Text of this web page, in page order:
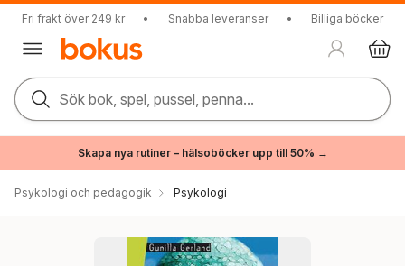
Fri frakt över 249 kr • Snabba leveranser • Billiga böcker
Sök bok, spel, pussel, penna...
Skapa nya rutiner – hälsoböcker upp till 50% →
Psykologi och pedagogik Psykologi